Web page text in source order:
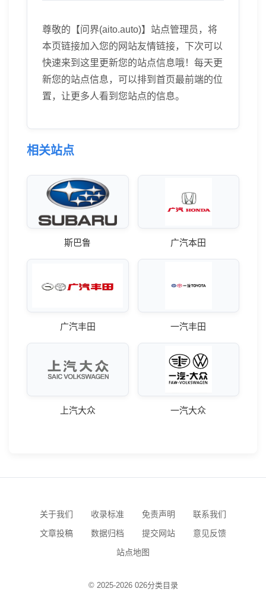
尊敬的【问界(aito.auto)】站点管理员，将
本页链接加入您的网站友情链接，下次可以
快速来到这里更新您的站点信息哦！每天更
新您的站点信息，可以排到首页最前端的位
置，让更多人看到您站点的信息。
相关站点
斯巴鲁 广汽本田
广汽丰田 一汽丰田
上汽大众 一汽大众
关于我们 收录标准 免责声明
联系我们
文章投稿
数据归档 提交网站
意见反馈
站点地图
© 2025-2026 026分类目录